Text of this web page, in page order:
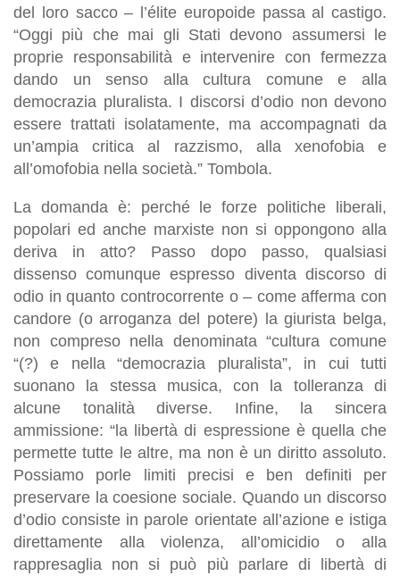
del loro sacco – l’élite europoide passa al castigo.
“Oggi più che mai gli Stati devono assumersi le
proprie responsabilità e intervenire con fermezza
dando un senso alla cultura comune e alla
democrazia pluralista. I discorsi d’odio non devono
essere trattati isolatamente, ma accompagnati da
un’ampia critica al razzismo, alla xenofobia e
all’omofobia nella società.” Tombola.
La domanda è: perché le forze politiche liberali,
popolari ed anche marxiste non si oppongono alla
deriva in atto? Passo dopo passo, qualsiasi
dissenso comunque espresso diventa discorso di
odio in quanto controcorrente o – come afferma con
candore (o arroganza del potere) la giurista belga,
non compreso nella denominata “cultura comune
“(?) e nella “democrazia pluralista”, in cui tutti
suonano la stessa musica, con la tolleranza di
alcune tonalità diverse. Infine, la sincera
ammissione: “la libertà di espressione è quella che
permette tutte le altre, ma non è un diritto assoluto.
Possiamo porle limiti precisi e ben definiti per
preservare la coesione sociale. Quando un discorso
d’odio consiste in parole orientate all’azione e istiga
direttamente alla violenza, all’omicidio o alla
rappresaglia non si può più parlare di libertà di